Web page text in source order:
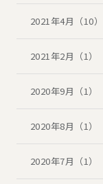
2021年4月（10）
2021年2月（1）
2020年9月（1）
2020年8月（1）
2020年7月（1）